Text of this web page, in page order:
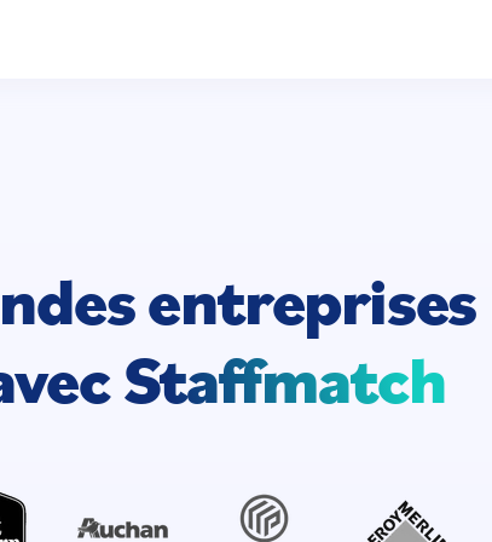
entreprises
Staffmatch